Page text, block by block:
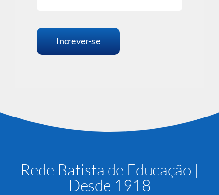
Increver-se
Rede Batista de Educação |
Desde 1918